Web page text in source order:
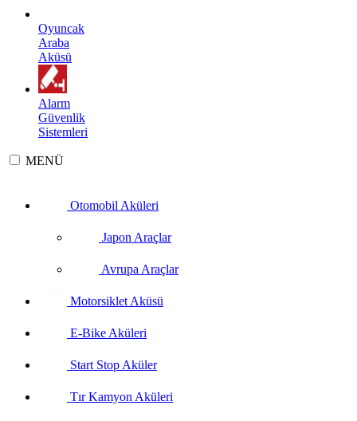
Oyuncak
Araba
Aküsü
Alarm
Güvenlik
Sistemleri
MENÜ
Otomobil Aküleri
Japon Araçlar
Avrupa Araçlar
Motorsiklet Aküsü
E-Bike Aküleri
Start Stop Aküler
Tır Kamyon Aküleri